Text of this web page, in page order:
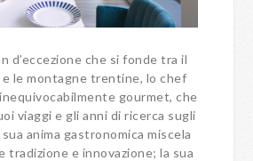
d’eccezione che si fonde tra il
e le montagne trentine, lo chef
gourmet, che
viaggi e gli anni di ricerca sugli
anima gastronomica miscela
tradizione e innovazione; la sua